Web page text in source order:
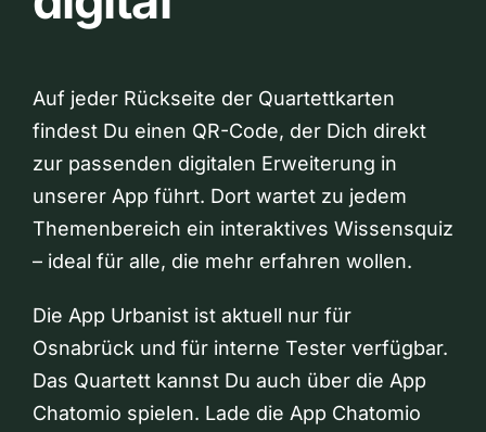
Auf jeder Rückseite der Quartettkarten
findest Du einen QR-Code, der Dich direkt
zur passenden digitalen Erweiterung in
unserer App führt. Dort wartet zu jedem
Themenbereich ein interaktives Wissensquiz
– ideal für alle, die mehr erfahren wollen.
Die App Urbanist ist aktuell nur für
Osnabrück und für interne Tester verfügbar.
Das Quartett kannst Du auch über die App
Chatomio spielen. Lade die App Chatomio